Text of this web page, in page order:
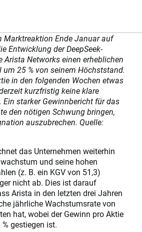
Marktreaktion Ende Januar auf
Entwicklung der DeepSeek-
Arista Networks einen erheblichen
25 % von seinem Höchststand.
in den folgenden Wochen etwas
kurzfristig keine klare
Ein starker Gewinnbericht für das
den nötigen Schwung bringen,
auszubrechen. Quelle:
das Unternehmen weiterhin
und seine hohen
(z. B. ein KGV von 51,3)
nicht ab. Dies ist darauf
Arista in den letzten drei Jahren
jährliche Wachstumsrate von
hat, wobei der Gewinn pro Aktie
gestiegen ist.